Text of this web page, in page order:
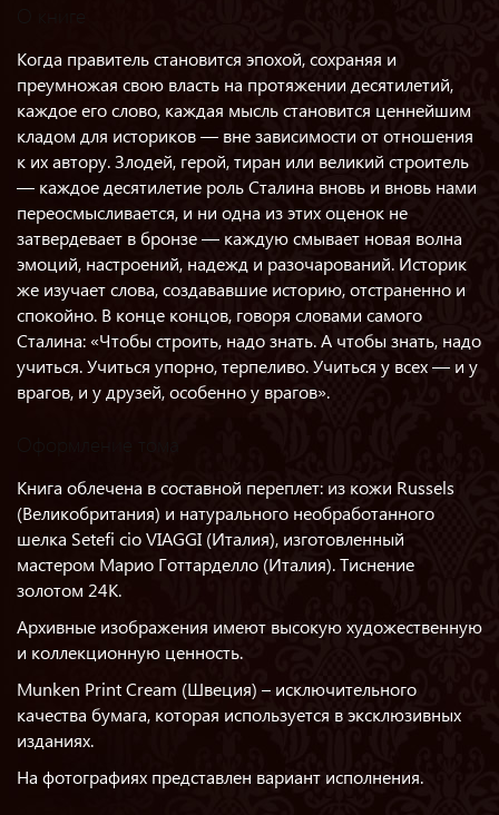
Когда правитель становится эпохой, сохраняя и
преумножая свою власть на протяжении десятилетий,
каждое его слово, каждая мысль становится ценнейшим
кладом для историков — вне зависимости от отношения
к их автору. Злодей, герой, тиран или великий строитель
— каждое десятилетие роль Сталина вновь и вновь нами
переосмысливается, и ни одна из этих оценок не
затвердевает в бронзе — каждую смывает новая волна
эмоций, настроений, надежд и разочарований. Историк
же изучает слова, создававшие историю, отстраненно и
спокойно. В конце концов, говоря словами самого
Сталина: «Чтобы строить, надо знать. А чтобы знать, надо
учиться. Учиться упорно, терпеливо. Учиться у всех — и у
врагов, и у друзей, особенно у врагов».
Книга облечена в составной переплет: из кожи Russels
(Великобритания) и натурального необработанного
шелка Seteﬁ cio VIAGGI (Италия), изготовленный
мастером Марио Готтарделло (Италия). Тиснение
золотом 24K.
Архивные изображения имеют высокую художественную
и коллекционную ценность.
Munken Print Cream (Швеция) – исключительного
качества бумага, которая используется в эксклюзивных
изданиях.
На фотографиях представлен вариант исполнения.